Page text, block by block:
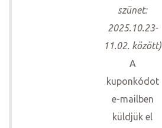
szünet:
2025.10.23-
11.02. között)
A
kuponkódot
e-mailben
küldjük el